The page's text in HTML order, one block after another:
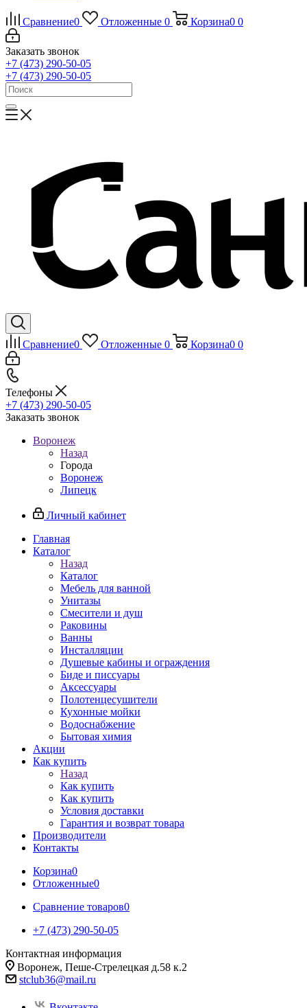
Сравнение0 Отложенные 0 Корзина0 0
Заказать звонок
+7 (473) 290-50-05
+7 (473) 290-50-05
Сравнение0 Отложенные 0 Корзина0 0
Телефоны
+7 (473) 290-50-05
Заказать звонок
Воронеж
Назад
Города
Воронеж
Липецк
Личный кабинет
Главная
Каталог
Назад
Каталог
Мебель для ванной
Унитазы
Смесители и душ
Раковины
Ванны
Инсталляции
Душевые кабины и ограждения
Биде и писсуары
Аксессуары
Полотенцесушители
Кухонные мойки
Водоснабжение
Бытовая химия
Акции
Как купить
Назад
Как купить
Как купить
Условия доставки
Гарантия и возврат товара
Производители
Контакты
Корзина0
Отложенные0
Сравнение товаров0
+7 (473) 290-50-05
Контактная информация
Воронеж, Пеше-Стрелецкая д.58 к.2
stclub36@mail.ru